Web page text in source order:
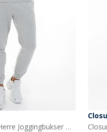
Closure London Herre Joggingbukser Grå